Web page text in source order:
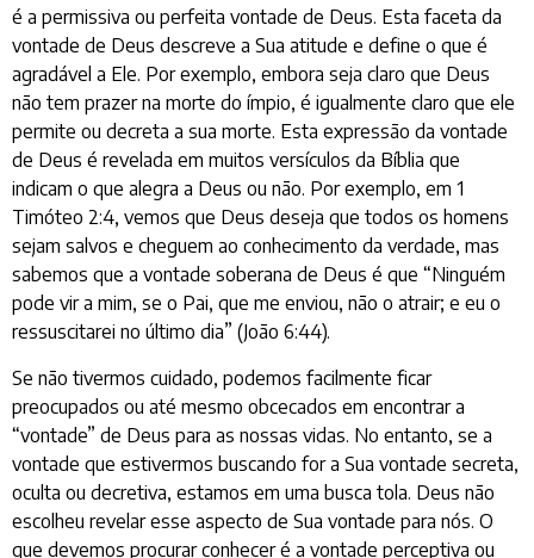
é a permissiva ou perfeita vontade de Deus. Esta faceta da
vontade de Deus descreve a Sua atitude e define o que é
agradável a Ele. Por exemplo, embora seja claro que Deus
não tem prazer na morte do ímpio, é igualmente claro que ele
permite ou decreta a sua morte. Esta expressão da vontade
de Deus é revelada em muitos versículos da Bíblia que
indicam o que alegra a Deus ou não. Por exemplo, em 1
Timóteo 2:4, vemos que Deus deseja que todos os homens
sejam salvos e cheguem ao conhecimento da verdade, mas
sabemos que a vontade soberana de Deus é que “Ninguém
pode vir a mim, se o Pai, que me enviou, não o atrair; e eu o
ressuscitarei no último dia” (João 6:44).
Se não tivermos cuidado, podemos facilmente ficar
preocupados ou até mesmo obcecados em encontrar a
“vontade” de Deus para as nossas vidas. No entanto, se a
vontade que estivermos buscando for a Sua vontade secreta,
oculta ou decretiva, estamos em uma busca tola. Deus não
escolheu revelar esse aspecto de Sua vontade para nós. O
que devemos procurar conhecer é a vontade perceptiva ou